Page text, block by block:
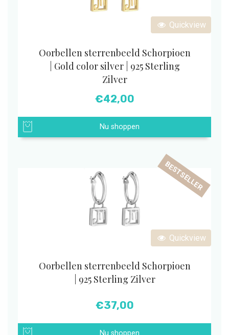
Quickview
Oorbellen sterrenbeeld Schorpioen
| Gold color silver | 925 Sterling
Zilver
€42,00
Nu shoppen
Quickview
BESTSELLER
Oorbellen sterrenbeeld Schorpioen
| 925 Sterling Zilver
€37,00